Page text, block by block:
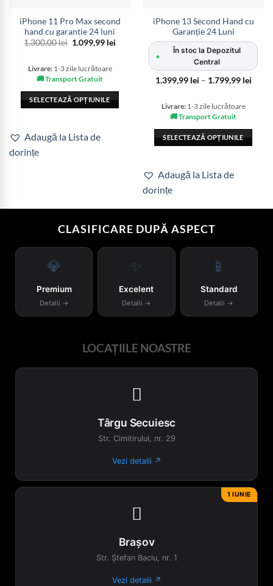
iPhone 11 Pro Max second
hand cu garantie 24 luni
1.300,00lei Prețul
fost:
1.300,00 lei.
1.099,99 lei
1.099,99 lei.
Livrare:1-3 zile lucrătoare
🚚 Transport Gratuit
SELECTEAZĂ OPȚIUNILE
are
alese
pagina
Adaugă la Lista de
dorințe
iPhone 13 Second Hand cu
Garanție 24 Luni
•
În stoc la Depozitul
Central
1.399,99 lei – 1.799,99 lei
Livrare:1-3 zile lucrătoare
🚚 Transport Gratuit
SELECTEAZĂ OPȚIUNILE
are
Opțiunile
alese
pagina
produsului.
Adaugă la Lista de
dorințe
CLASIFICARE DUPĂ ASPECT
💎
Premium
Detalii →
✨
Excelent
Detalii →
📱
Standard
Detalii →
LOCAȚIILE NOASTRE

Târgu Secuiesc
Str. Cimitirului, nr. 29
Vezi detalii ↗
1 IUNIE

Brașov
Str. Ștefan Baciu, nr. 1
Vezi detalii ↗